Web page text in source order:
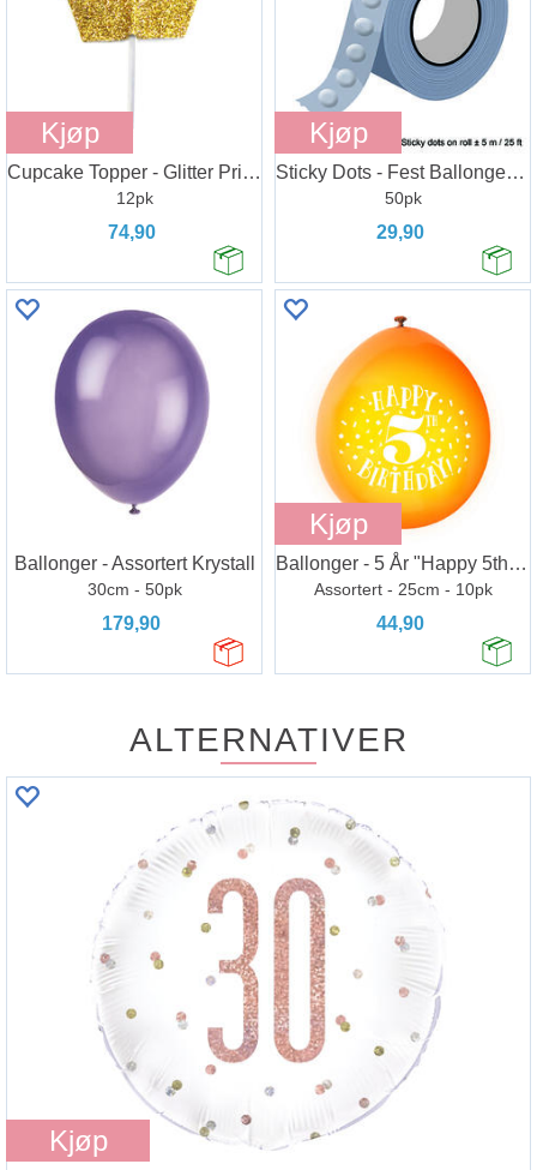
Kjøp
Cupcake Topper - Glitter Prinsessekrone
12pk
74,90
Kjøp
Sticky Dots - Fest Ballonger Overalt
50pk
29,90
Ballonger - Assortert Krystall
30cm - 50pk
179,90
Kjøp
Ballonger - 5 År "Happy 5th Birthday"
Assortert - 25cm - 10pk
44,90
ALTERNATIVER
Kjøp